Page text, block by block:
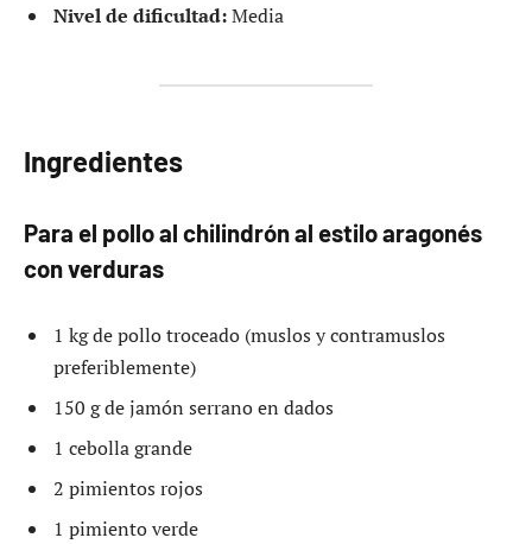
Nivel de dificultad:Media
Ingredientes
Para el pollo al chilindrón al estilo aragonés
con verduras
1 kg de pollo troceado (muslos y contramuslos
preferiblemente)
150 g de jamón serrano en dados
1 cebolla grande
2 pimientos rojos
1 pimiento verde